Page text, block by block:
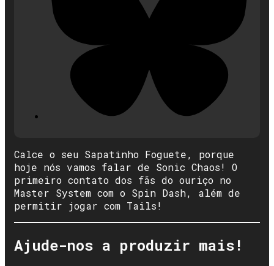
Calce o seu Sapatinho Foguete, porque
hoje nós vamos falar de Sonic Chaos! O
primeiro contato dos fãs do ouriço no
Master System com o Spin Dash, além de
permitir jogar com Tails!
Ajude-nos a produzir mais!